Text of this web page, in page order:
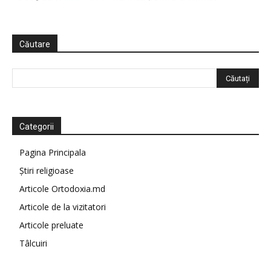
Căutare
Categorii
Pagina Principala
Știri religioase
Articole Ortodoxia.md
Articole de la vizitatori
Articole preluate
Tâlcuiri